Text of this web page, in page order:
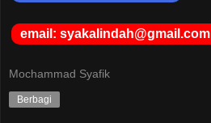
email: syakalindah@gmail.com
Mochammad Syafik
Berbagi